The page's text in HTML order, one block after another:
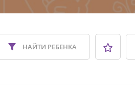
НАЙТИ РЕБЕНКА